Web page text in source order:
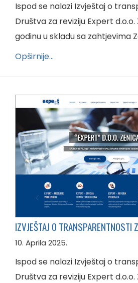
Ispod se nalazi Izvještaj o
Društva za reviziju Expert d.o.o.
godinu u skladu sa zahtjevima
Opširnije…
IZVJEŠTAJ O
10. Aprila 2025.
Ispod se nalazi Izvještaj o
Društva za reviziju Expert d.o.o.